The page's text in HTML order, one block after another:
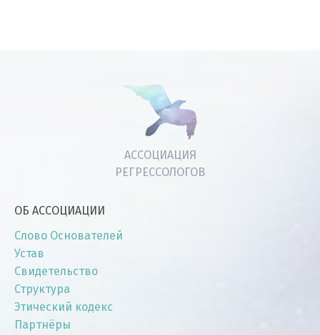
АССОЦИАЦИЯ
РЕГРЕССОЛОГОВ
ОБ АССОЦИАЦИИ
Слово Основателей
Устав
Свидетельство
Структура
Этический кодекс
Партнёры